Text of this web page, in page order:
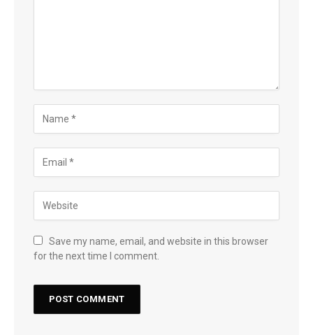
Save my name, email, and website in this browser
for the next time I comment.